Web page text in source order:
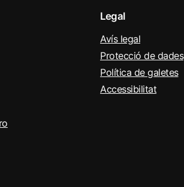
Legal
Avís legal
Protecció de dades
Política de galetes
Accessibilitat